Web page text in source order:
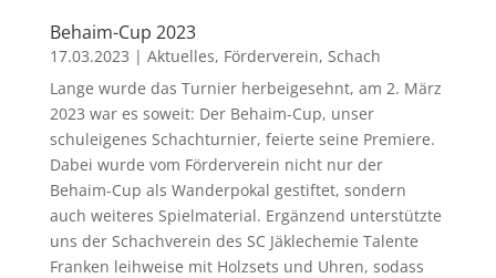
Behaim-Cup 2023
17.03.2023 | Aktuelles, Förderverein, Schach
Lange wurde das Turnier herbeigesehnt, am 2. März
2023 war es soweit: Der Behaim-Cup, unser
schuleigenes Schachturnier, feierte seine Premiere.
Dabei wurde vom Förderverein nicht nur der
Behaim-Cup als Wanderpokal gestiftet, sondern
auch weiteres Spielmaterial. Ergänzend unterstützte
uns der Schachverein des SC Jäklechemie Talente
Franken leihweise mit Holzsets und Uhren, sodass